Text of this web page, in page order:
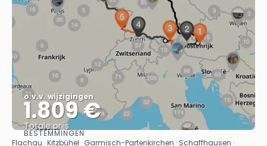
o.v.v. wijzigingen
1.809 €
Totale prijs
Bekijk
BESTEMMINGEN
Flachau · Kitzbühel · Garmisch-Partenkirchen · Schaffhausen ·